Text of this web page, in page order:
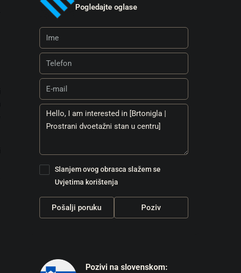
Pogledajte oglase
Slanjem ovog obrasca slažem se
Uvjetima korištenja
Pošalji poruku Poziv
Pozivi na slovenskom: